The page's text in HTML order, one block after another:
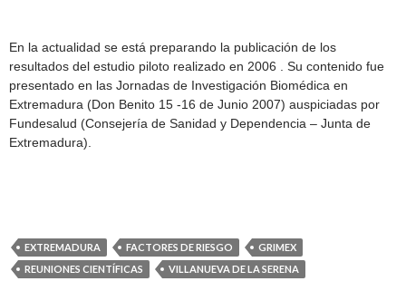
En la actualidad se está preparando la publicación de los
resultados del estudio piloto realizado en 2006 . Su contenido fue
presentado en las Jornadas de Investigación Biomédica en
Extremadura (Don Benito 15 -16 de Junio 2007) auspiciadas por
Fundesalud (Consejería de Sanidad y Dependencia – Junta de
Extremadura).
EXTREMADURA FACTORES DE RIESGO
GRIMEX
REUNIONES CIENTÍFICAS
VILLANUEVA DE LA SERENA